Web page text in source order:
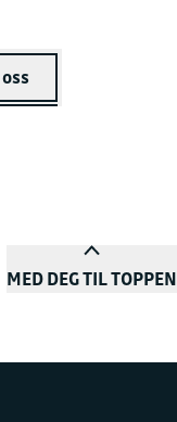
MED DEG TIL TOPPEN